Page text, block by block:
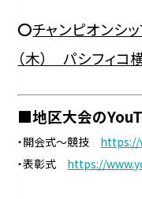
〇チャンピオンシ
（木） パシフィコ
■地区大会の
・開会式～競技 https://
・表彰式 https://